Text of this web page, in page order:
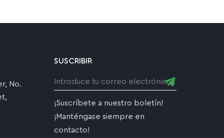
No.
SUSCRIBIR
¡Suscríbete a nuestro boletín!
¡Manténgase siempre en
contacto!